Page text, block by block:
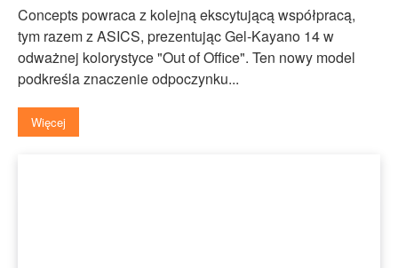
Concepts powraca z kolejną ekscytującą współpracą,
tym razem z ASICS, prezentując Gel-Kayano 14 w
odważnej kolorystyce "Out of Office". Ten nowy model
podkreśla znaczenie odpoczynku...
Więcej